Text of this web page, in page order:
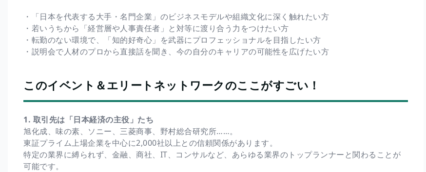
・「日本を代表する大手・名門企業」のビジネスモデルや組織文化に深く触れたい方
・若いうちから「経営層や人事責任者」と対等に渡り合う力をつけたい方
・転勤のない環境で、「知的好奇心」を武器にプロフェッショナルを目指したい方
・説明会で人材のプロから直接話を聞き、今の自分のキャリアの可能性を広げたい方
このイベント＆エリートネットワークのここがすごい！
1. 取引先は「日本経済の主役」たち
旭化成、味の素、ソニー、三菱商事、野村総合研究所……。
東証プライム上場企業を中心に2,000社以上との信頼関係があります。
特定の業界に縛られず、金融、商社、IT、コンサルなど、あらゆる業界のトップランナーと関わることが
可能です。